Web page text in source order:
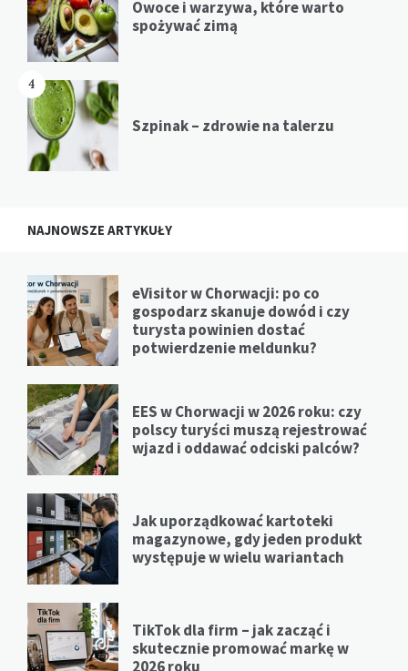
Owoce i warzywa, które warto
spożywać zimą
4
Szpinak – zdrowie na talerzu
NAJNOWSZE ARTYKUŁY
eVisitor w Chorwacji: po co
gospodarz skanuje dowód i czy
turysta powinien dostać
potwierdzenie meldunku?
EES w Chorwacji w 2026 roku: czy
polscy turyści muszą rejestrować
wjazd i oddawać odciski palców?
Jak uporządkować kartoteki
magazynowe, gdy jeden produkt
występuje w wielu wariantach
TikTok dla firm – jak zacząć i
skutecznie promować markę w
2026 roku